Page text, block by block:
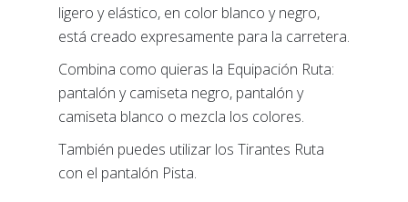
ligero y elástico, en color blanco y negro,
está creado expresamente para la carretera.
Combina como quieras la Equipación Ruta:
pantalón y camiseta negro, pantalón y
camiseta blanco o mezcla los colores.
También puedes utilizar los Tirantes Ruta
con el pantalón Pista.